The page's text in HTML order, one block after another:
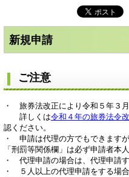
新規申請
ご注意
・ 旅券法改正により令和５年３
詳しくは令和４年の旅券法令
認ください。
・ 申請は代理の方でもできます
「刑罰等関係欄」は必ず申請者本
・ 代理申請の場合は、代理申請
・ ５人以上の代理申請をする場